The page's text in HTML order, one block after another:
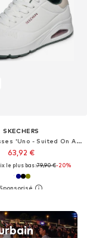
SKECHERS
Baskets basses 'Uno - Suited On Air'
63,92 €
le plus bas :79,90 €-20%